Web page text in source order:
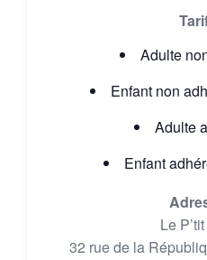
Adulte
Enfant non
Adulte
Enfant
Le
32 rue de la